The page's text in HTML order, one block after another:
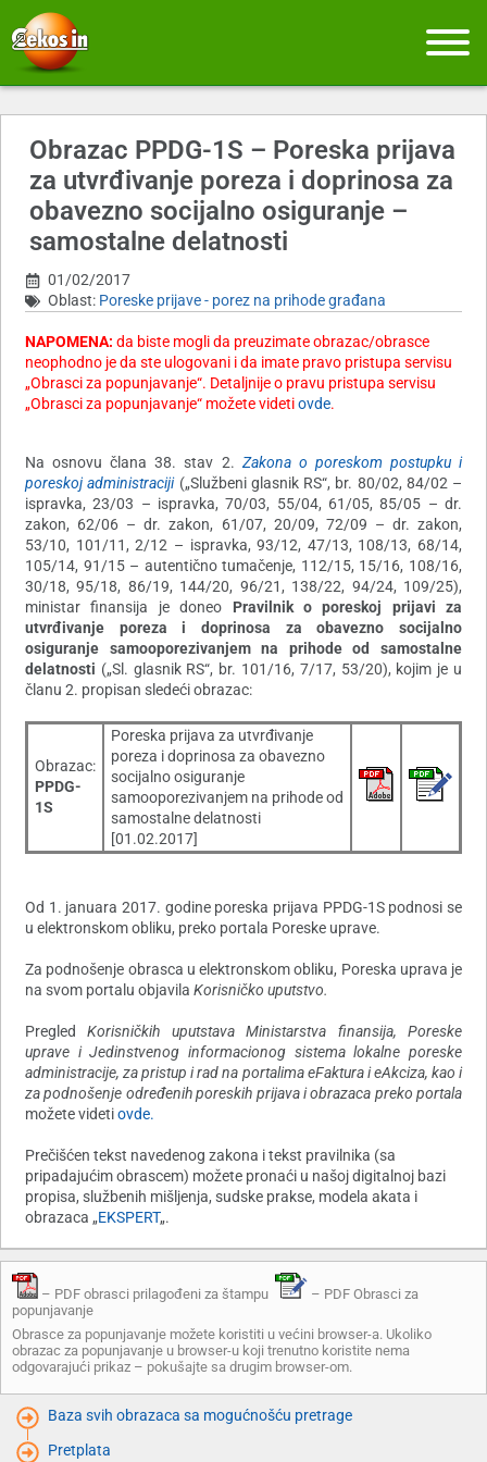
Obrazac PPDG-1S – Poreska prijava
za utvrđivanje poreza i doprinosa za
obavezno socijalno osiguranje –
samostalne delatnosti
01/02/2017
Oblast: Poreske prijave - porez na prihode građana
NAPOMENA: da biste mogli da preuzimate obrazac/obrasce
neophodno je da ste ulogovani i da imate pravo pristupa servisu
„Obrasci za popunjavanje“. Detaljnije o pravu pristupa servisu
„Obrasci za popunjavanje“ možete videtiovde.
Na osnovu člana 38. stav 2. Zakona o poreskom postupku i
poreskoj administraciji(„Službeni glasnik RS“, br. 80/02, 84/02 –
ispravka, 23/03 – ispravka, 70/03, 55/04, 61/05, 85/05 – dr.
zakon, 62/06 – dr. zakon, 61/07, 20/09, 72/09 – dr. zakon,
53/10, 101/11, 2/12 – ispravka, 93/12, 47/13, 108/13, 68/14,
105/14, 91/15 – autentično tumačenje, 112/15, 15/16, 108/16,
30/18, 95/18, 86/19, 144/20, 96/21, 138/22, 94/24, 109/25),
ministar finansija je doneo Pravilnik o poreskoj prijavi za
utvrđivanje poreza i doprinosa za obavezno socijalno
osiguranje samooporezivanjem na prihode od samostalne
delatnosti („Sl. glasnik RS“, br. 101/16, 7/17, 53/20), kojim je u
članu 2. propisan sledeći obrazac:
Obrazac:
PPDG-
1S
Poreska prijava za utvrđivanje
poreza i doprinosa za obavezno
socijalno osiguranje
samooporezivanjem na prihode od
samostalne delatnosti
[01.02.2017]
Od 1. januara 2017. godine poreska prijava PPDG-1S podnosi se
u elektronskom obliku, preko portala Poreske uprave.
Za podnošenje obrasca u elektronskom obliku, Poreska uprava je
na svom portalu objavila Korisničko uputstvo.
PregledKorisničkih uputstava Ministarstva finansija, Poreske
uprave i Jedinstvenog informacionog sistema lokalne poreske
administracije, za pristup i rad na portalima eFaktura i eAkciza, kao i
za podnošenje određenih poreskih prijava i obrazaca preko portala
možete videtiovde.
Prečišćen tekst navedenog zakona i tekst pravilnika (sa
pripadajućim obrascem) možete pronaći u našoj digitalnoj bazi
propisa, službenih mišljenja, sudske prakse, modela akata i
obrazaca „EKSPERT„.
– PDF obrasci prilagođeni za štampu
– PDF Obrasci za
popunjavanje
Obrasce za popunjavanje možete koristiti u većini browser-a. Ukoliko
obrazac za popunjavanje u browser-u koji trenutno koristite nema
odgovarajući prikaz – pokušajte sa drugim browser-om.
Baza svih obrazaca sa mogućnošću pretrage
Pretplata